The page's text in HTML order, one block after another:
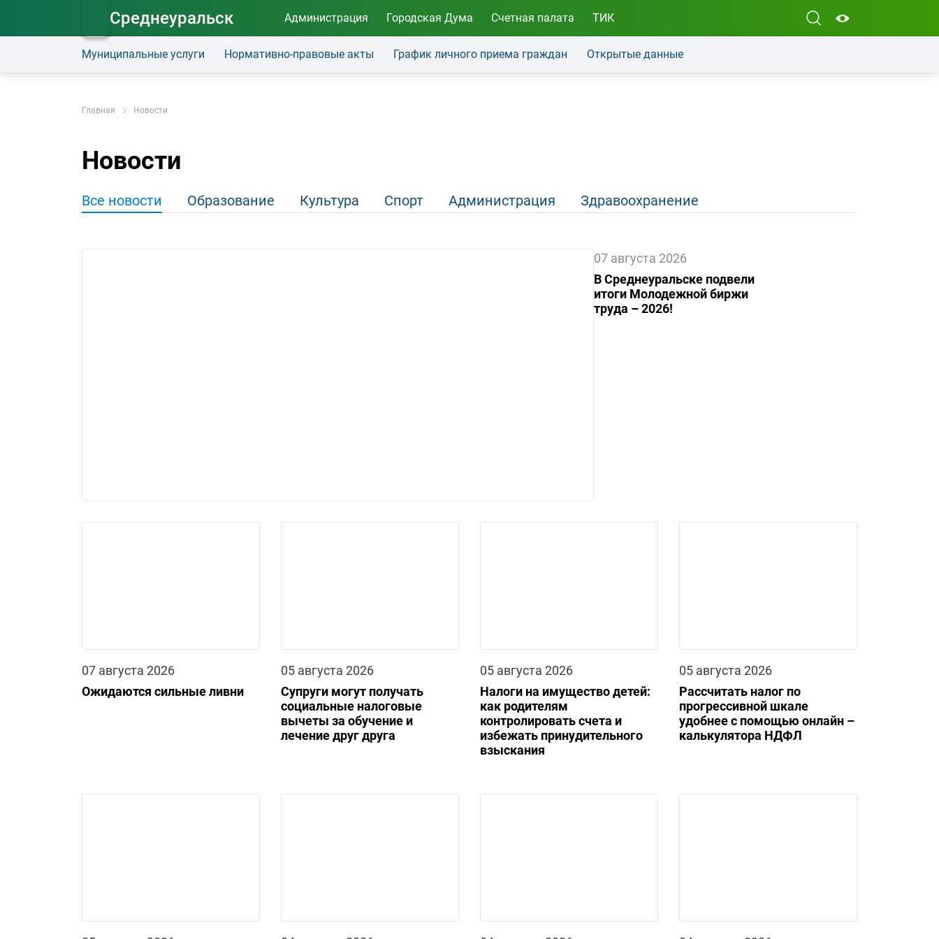
Среднеуральск Администрация Городская Дума Счетная палата ТИК
Муниципальные услуги Нормативно-правовые акты График личного приема граждан Открытые данные
Главная Новости
Новости
Все новости Образование Культура Спорт Администрация Здравоохранение
07 августа 2026
В Среднеуральске подвели
итоги Молодежной биржи
труда – 2026!
07 августа 2026
Ожидаются сильные ливни
05 августа 2026
Супруги могут получать
социальные налоговые
вычеты за обучение и
лечение друг друга
05 августа 2026
Налоги на имущество детей:
как родителям
контролировать счета и
избежать принудительного
взыскания
05 августа 2026
Рассчитать налог по
прогрессивной шкале
удобнее с помощью онлайн –
калькулятора НДФЛ